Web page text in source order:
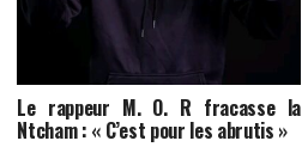
Le rappeur M. O. R fracasse la
Ntcham : « C’est pour les abrutis »